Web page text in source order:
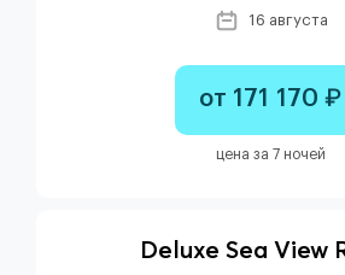
16 августа
от 171 170 ₽
цена за 7 ночей
Deluxe Sea View